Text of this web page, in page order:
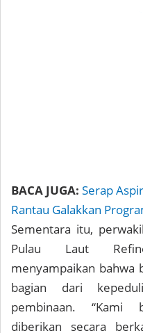
BACA JUGA: Serap
Rantau Galakkan
Sementara itu,
Pulau Laut
menyampaikan bahwa
bagian dari
pembinaan. “Kami
diberikan secara